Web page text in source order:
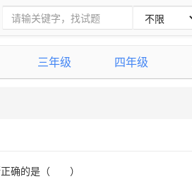
三年级 四年级
正确的是（ ）